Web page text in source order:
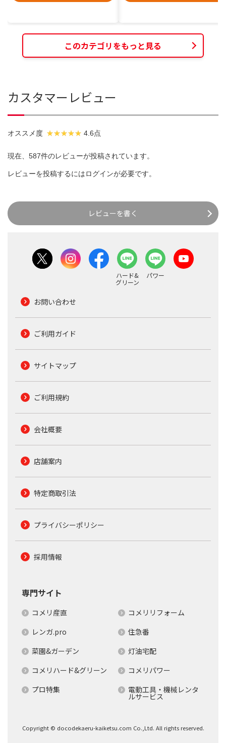
このカテゴリをもっと見る
カスタマーレビュー
オススメ度 4.6点
現在、587件のレビューが投稿されています。
レビューを投稿するにはログインが必要です。
レビューを書く
ハード&
グリーン
パワー
お問い合わせ
ご利用ガイド
サイトマップ
ご利用規約
会社概要
店舗案内
特定商取引法
プライバシーポリシー
採用情報
専門サイト
コメリ産直
コメリリフォーム
レンガ.pro
住急番
菜園&ガーデン
灯油宅配
コメリハード&グリーン
コメリパワー
プロ特集
電動工具・機械レンタ
ルサービス
Copyright © docodekaeru-kaiketsu.com Co.,Ltd. All rights reserved.